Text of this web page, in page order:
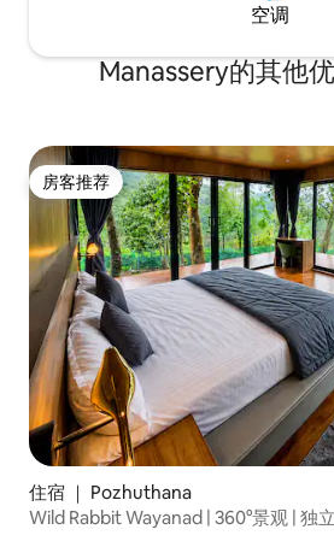
空调
Manassery的其他
房客推荐
房客推荐
住宿 ｜ Pozhuthana
Wild Rabbit Wayanad | 360°景观 | 独